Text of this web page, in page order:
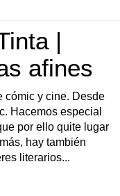
|
afines
cómic y cine. Desde
Hacemos especial
por ello quite lugar
hay también
literarios...